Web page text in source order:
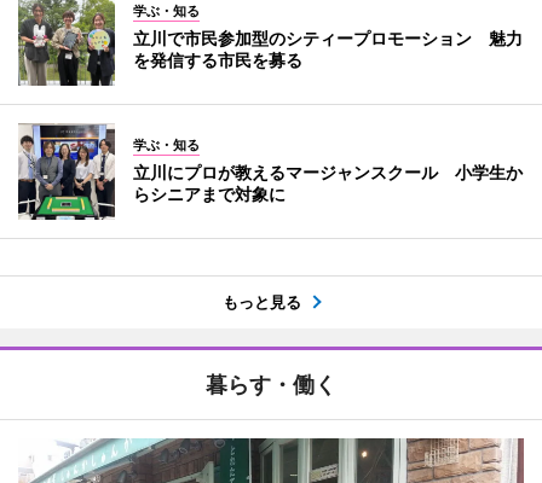
学ぶ・知る
立川で市民参加型のシティープロモーション 魅力
を発信する市民を募る
学ぶ・知る
立川にプロが教えるマージャンスクール 小学生か
らシニアまで対象に
もっと見る
暮らす・働く